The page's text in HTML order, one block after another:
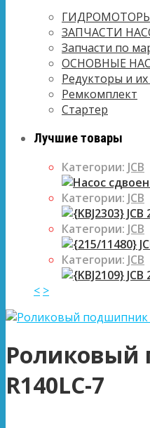
ЗАПЧАСТИ
Запчасти по
ОСНОВНЫЕ
Редукторы и их
Ремкомплект
Стартер
Лучшие товары
Категории: JCB
Категории: JCB
Категории: JCB
Категории: JCB
< >
Роликовый
R140LC-7